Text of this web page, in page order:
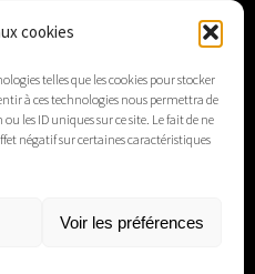
cookies
telles que les cookies pour stocker
à ces technologies nous permettra de
les ID uniques sur ce site. Le fait de ne
négatif sur certaines caractéristiques
Voir les préférences